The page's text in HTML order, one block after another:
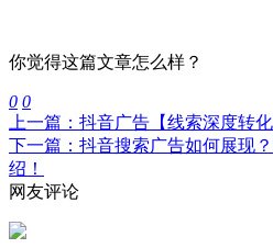
你觉得这篇文章怎么样？
0 0
上一篇：抖音广告【线索深度转
下一篇：抖音搜索广告如何展现
绍！
网友评论